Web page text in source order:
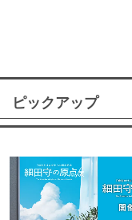
ピックアップ